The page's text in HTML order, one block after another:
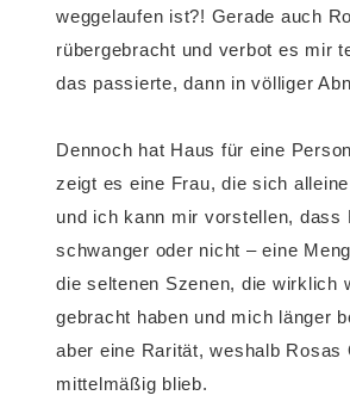
weggelaufen ist?! Gerade auch
rübergebracht und verbot es mir
das passierte, dann in völliger
Dennoch hat Haus für eine
zeigt es eine Frau, die sich
und ich kann mir vorstellen, dass
schwanger oder nicht – eine
die seltenen Szenen, die wirklich
gebracht haben und mich länger
aber eine Rarität, weshalb
mittelmäßig blieb.